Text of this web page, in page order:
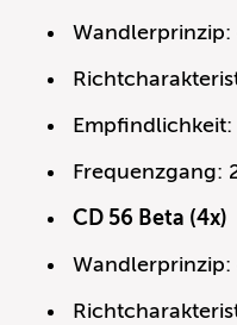
Wandlerprinzip:
Empfindlichkeit:
Frequenzgang:
CD 56 Beta (4x)
Wandlerprinzip: